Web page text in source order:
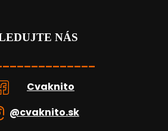
NÁS
Cvaknito
@cvaknito.sk